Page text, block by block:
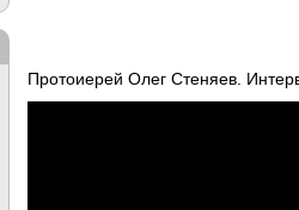
Протоиерей Олег Стеняев.